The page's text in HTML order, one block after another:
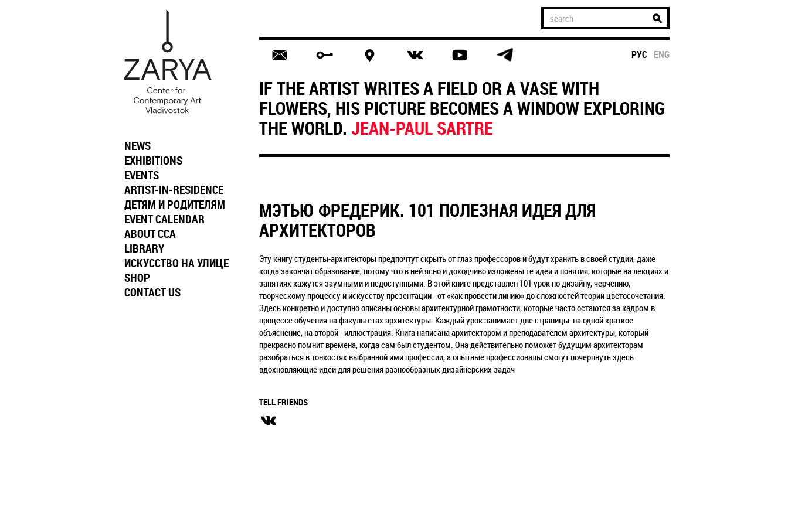
РУС ENG
IF THE ARTIST WRITES A FIELD OR A VASE WITH
FLOWERS, HIS PICTURE BECOMES A WINDOW EXPLORING
THE WORLD. JEAN-PAUL SARTRE
МЭТЬЮ ФРЕДЕРИК. 101 ПОЛЕЗНАЯ ИДЕЯ ДЛЯ
АРХИТЕКТОРОВ
Эту книгу студенты-архитекторы предпочтут скрыть от глаз профессоров и будут хранить в своей студии, даже
когда закончат образование, потому что в ней ясно и доходчиво изложены те идеи и понятия, которые на лекциях и
занятиях кажутся заумными и недоступными. В этой книге представлен 101 урок по дизайну, черчению,
творческому процессу и искусству презентации - от «как провести линию» до сложностей теории цветосочетания.
Здесь конкретно и доступно описаны основы архитектурной грамотности, которые часто остаются за кадром в
процессе обучения на факультетах архитектуры. Каждый урок занимает две страницы: на одной краткое
объяснение, на второй - иллюстрация. Книга написана архитектором и преподавателем архитектуры, который
прекрасно помнит времена, когда сам был студентом. Она действительно поможет будущим архитекторам
разобраться в тонкостях выбранной ими профессии, а опытные профессионалы смогут почерпнуть здесь
вдохновляющие идеи для решения разнообразных дизайнерских задач
TELL FRIENDS
NEWS
EXHIBITIONS
EVENTS
ARTIST-IN-RESIDENCE
ДЕТЯМ И РОДИТЕЛЯМ
EVENT CALENDAR
ABOUT CCA
LIBRARY
ИСКУССТВО НА УЛИЦЕ
SHOP
CONTACT US